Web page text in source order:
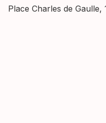
Place Charles de